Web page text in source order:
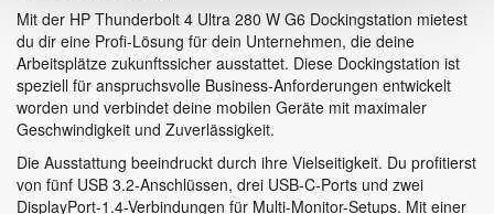
Mit der HP Thunderbolt 4 Ultra 280 W G6 Dockingstation mietest
du dir eine Profi-Lösung für dein Unternehmen, die deine
Arbeitsplätze zukunftssicher ausstattet. Diese Dockingstation ist
speziell für anspruchsvolle Business-Anforderungen entwickelt
worden und verbindet deine mobilen Geräte mit maximaler
Geschwindigkeit und Zuverlässigkeit.
Die Ausstattung beeindruckt durch ihre Vielseitigkeit. Du profitierst
von fünf USB 3.2-Anschlüssen, drei USB-C-Ports und zwei
DisplayPort-1.4-Verbindungen für Multi-Monitor-Setups. Mit einer